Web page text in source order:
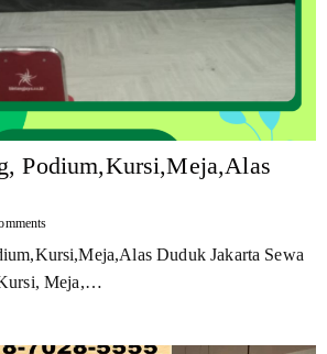
Podium,Kursi,Meja,Alas
Duduk Jakarta Sewa
Meja,…